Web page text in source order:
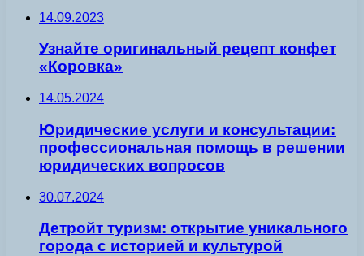
14.09.2023
Узнайте оригинальный рецепт конфет
«Коровка»
14.05.2024
Юридические услуги и консультации:
профессиональная помощь в решении
юридических вопросов
30.07.2024
Детройт туризм: открытие уникального
города с историей и культурой